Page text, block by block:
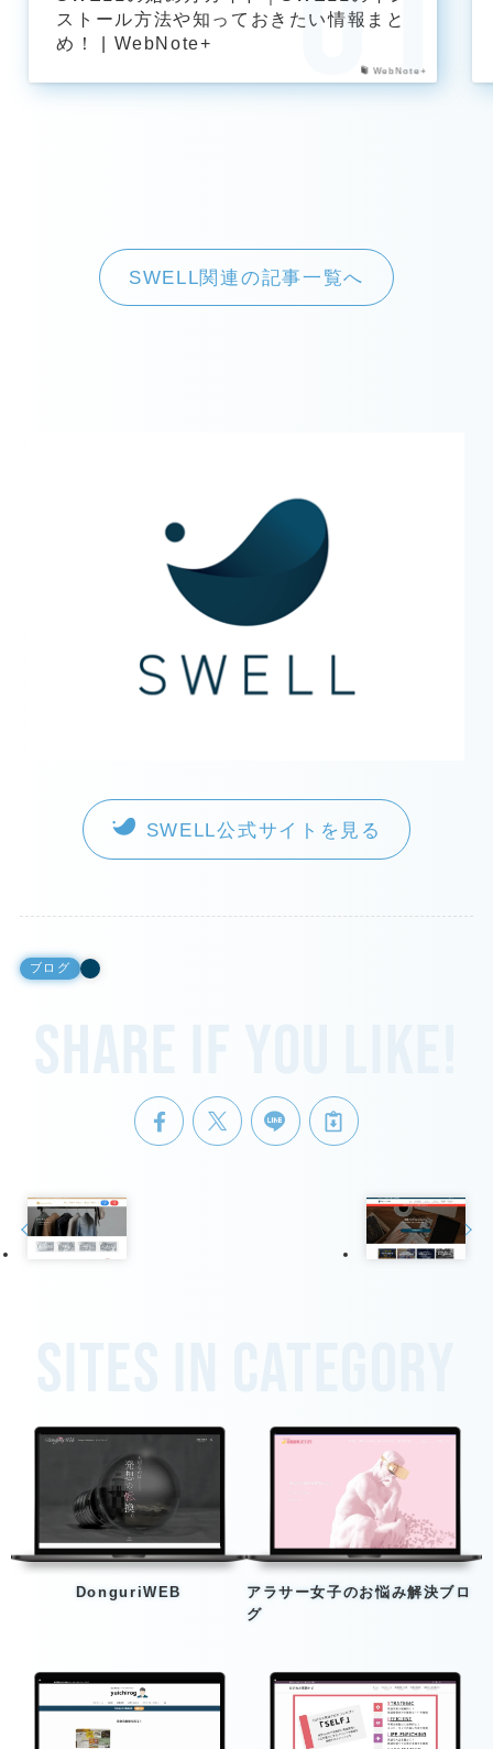
WebNote+
ストール方法や知っておきたい情報まと
め！ | WebNote+
SWELL関連の記事一覧へ
SWELL公式サイトを見る
ブログ
Share if you like!
Sites in category
DonguriWEB
アラサー女子のお悩み解決ブロ
グ